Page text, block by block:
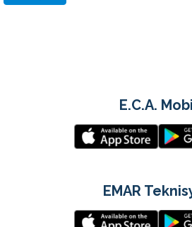
E.C.A.
EMAR